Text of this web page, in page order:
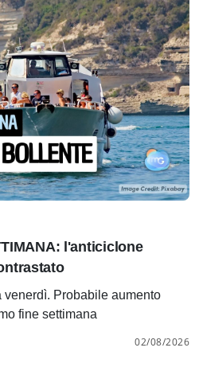
l'anticiclone
Probabile aumento
fine settimana
02/08/2026